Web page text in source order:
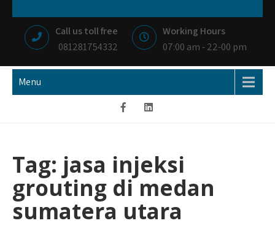
content
NIAGA BETON
MEMBANGUN NEGRI DENGAN IKHLAS HATI
Call us toll free
081281754332
Working Hours
07:00 am - 22-00 pm
Menu
Tag: jasa injeksi
grouting di medan
sumatera utara